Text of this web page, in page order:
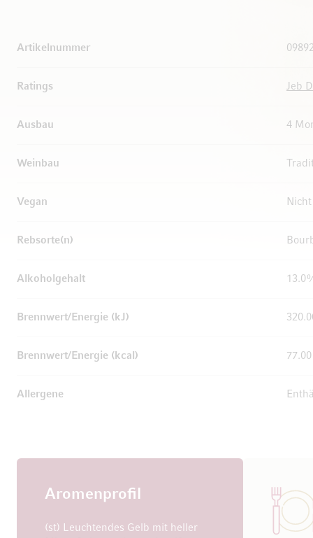
Artikelnummer
Ratings Jeb
Ausbau 4
Weinbau
Vegan
Rebsorte(n)
Alkoholgehalt
Brennwert/Energie (kJ)
Brennwert/Energie (kcal) 77.00
Allergene
Aromenprofil
(st) Leuchtendes Gelb mit heller